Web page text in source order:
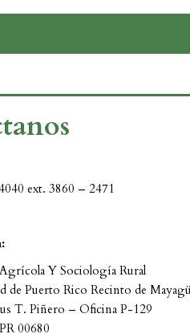
ext. 3860 – 2471
Y Sociología Rural
de Puerto Rico Recinto de
T. Piñero – Oficina P-129
00680